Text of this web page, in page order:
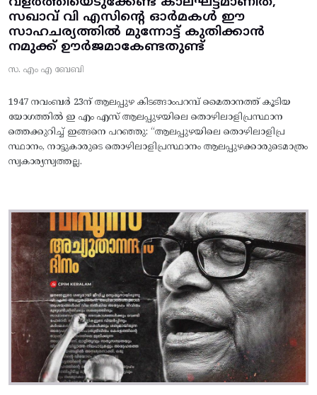
സഖാവ് വി എസിന്റെ ഓർമകൾ ഈ
സാഹചര്യത്തിൽ മുന്നോട്ട്‌ കുതിക്കാൻ
നമുക്ക് ഊർജമാകേണ്ടതുണ്ട്
സ. എം എ ബേബി
1947 നവംബർ 23ന് ആലപ്പുഴ കിടങ്ങാംപറമ്പ്‌ മൈതാനത്ത്‌ കൂടിയ
യോഗത്തിൽ ഇ എം എസ് ആലപ്പുഴയിലെ തൊഴിലാളിപ്രസ്ഥാന
ത്തെക്കുറിച്ച് ഇങ്ങനെ പറഞ്ഞു: “ആലപ്പുഴയിലെ തൊഴിലാളിപ്ര
സ്ഥാനം, നാട്ടുകാരുടെ തൊഴിലാളിപ്രസ്ഥാനം ആലപ്പുഴക്കാരുടെമാത്രം
സ്വകാര്യസ്വത്തല്ല.